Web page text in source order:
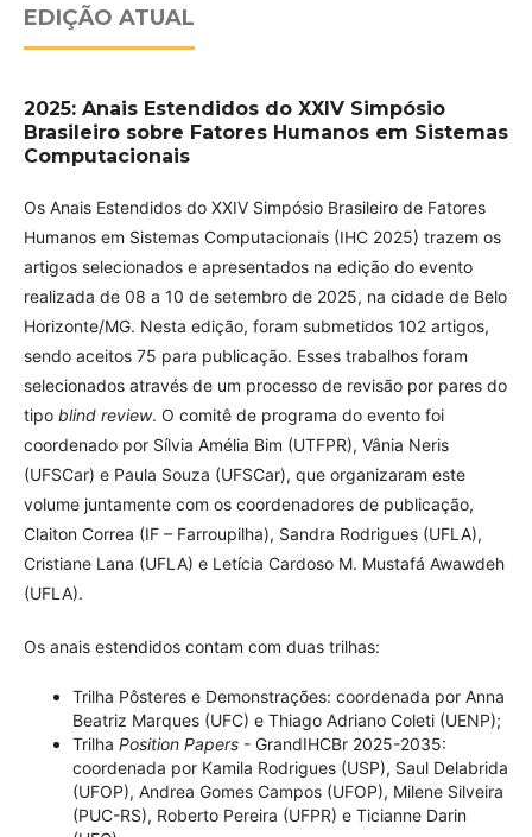
EDIÇÃO ATUAL
2025: Anais Estendidos do XXIV Simpósio
Brasileiro sobre Fatores Humanos em Sistemas
Computacionais
Os Anais Estendidos do XXIV Simpósio Brasileiro de Fatores
Humanos em Sistemas Computacionais (IHC 2025) trazem os
artigos selecionados e apresentados na edição do evento
realizada de 08 a 10 de setembro de 2025, na cidade de Belo
Horizonte/MG. Nesta edição, foram submetidos 102 artigos,
sendo aceitos 75 para publicação. Esses trabalhos foram
selecionados através de um processo de revisão por pares do
tipo blind review. O comitê de programa do evento foi
coordenado por Sílvia Amélia Bim (UTFPR), Vânia Neris
(UFSCar) e Paula Souza (UFSCar), que organizaram este
volume juntamente com os coordenadores de publicação,
Claiton Correa (IF – Farroupilha), Sandra Rodrigues (UFLA),
Cristiane Lana (UFLA) e Letícia Cardoso M. Mustafá Awawdeh
(UFLA).
Os anais estendidos contam com duas trilhas:
Trilha Pôsteres e Demonstrações: coordenada por Anna
Beatriz Marques (UFC) e Thiago Adriano Coleti (UENP);
Trilha Position Papers - GrandIHCBr 2025-2035:
coordenada por Kamila Rodrigues (USP), Saul Delabrida
(UFOP), Andrea Gomes Campos (UFOP), Milene Silveira
(PUC-RS), Roberto Pereira (UFPR) e Ticianne Darin